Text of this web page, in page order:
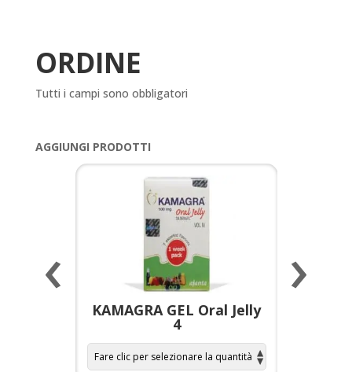
ORDINE
Tutti i campi sono obbligatori
AGGIUNGI PRODOTTI
KAMAGRA GEL Oral Jelly
4
‹ ›